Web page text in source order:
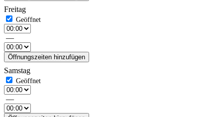
Freitag
—
Öffnungszeiten hinzufügen
Samstag
—